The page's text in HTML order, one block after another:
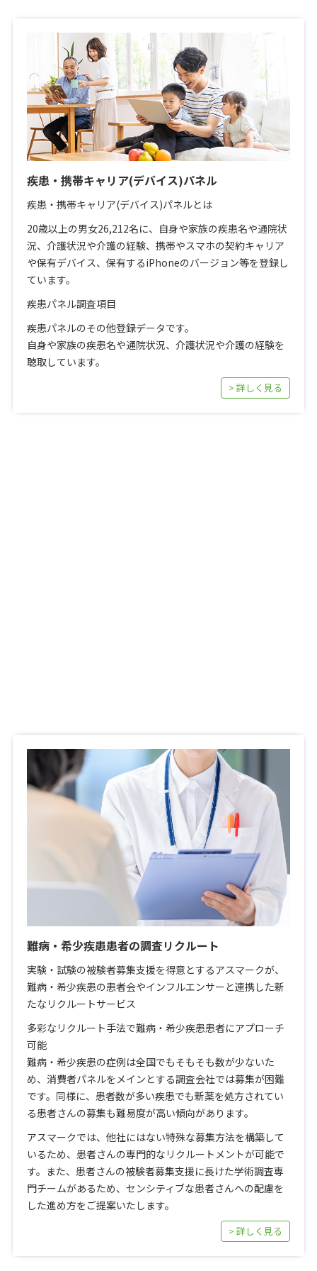
疾患・携帯キャリア(デバイス)パネル
疾患・携帯キャリア(デバイス)パネルとは
20歳以上の男女26,212名に、自身や家族の疾患名や通院状
況、介護状況や介護の経験、携帯やスマホの契約キャリア
や保有デバイス、保有するiPhoneのバージョン等を登録し
ています。
疾患パネル調査項目
疾患パネルのその他登録データです。
自身や家族の疾患名や通院状況、介護状況や介護の経験を
聴取しています。
> 詳しく見る
難病・希少疾患患者の調査リクルート
実験・試験の被験者募集支援を得意とするアスマークが、
難病・希少疾患の患者会やインフルエンサーと連携した新
たなリクルートサービス
多彩なリクルート手法で難病・希少疾患患者にアプローチ
可能
難病・希少疾患の症例は全国でもそもそも数が少ないた
め、消費者パネルをメインとする調査会社では募集が困難
です。同様に、患者数が多い疾患でも新薬を処方されてい
る患者さんの募集も難易度が高い傾向があります。
アスマークでは、他社にはない特殊な募集方法を構築して
いるため、患者さんの専門的なリクルートメントが可能で
す。また、患者さんの被験者募集支援に長けた学術調査専
門チームがあるため、センシティブな患者さんへの配慮を
した進め方をご提案いたします。
> 詳しく見る